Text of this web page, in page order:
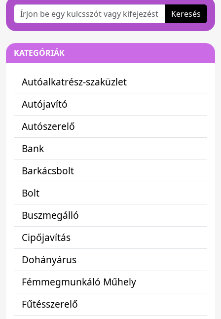
Keresés
KATEGÓRIÁK
Autóalkatrész-szaküzlet
Autójavító
Autószerelő
Bank
Barkácsbolt
Bolt
Buszmegálló
Cipőjavítás
Dohányárus
Fémmegmunkáló Műhely
Fűtésszerelő